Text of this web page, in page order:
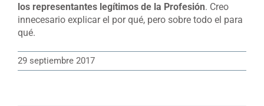
los representantes legítimos de la Profesión. Creo
innecesario explicar el por qué, pero sobre todo el para
qué.
29 septiembre 2017